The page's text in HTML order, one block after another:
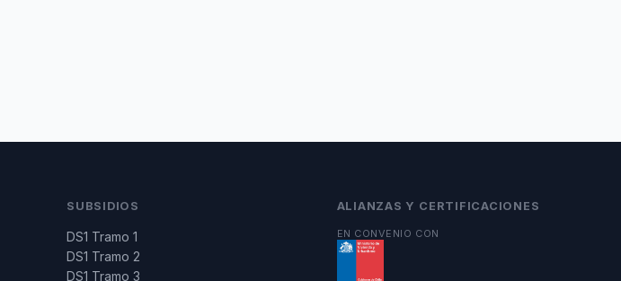
SUBSIDIOS
DS1 Tramo 1
DS1 Tramo 2
DS1 Tramo 3
ALIANZAS Y CERTIFICACIONES
EN CONVENIO CON